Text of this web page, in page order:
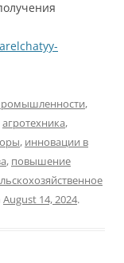
,
агротехника,
, инновации в
, повышение
August 14, 2024.